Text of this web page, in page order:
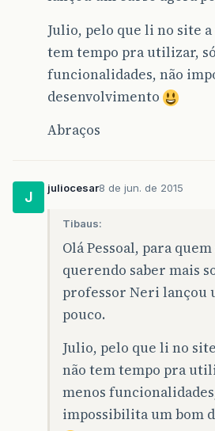
Julio, pelo que li no site
tem tempo pra utilizar,
funcionalidades, não
desenvolvimento
Abraços
J
juliocesar8 de jun. de 2015
Tibaus:
Olá Pessoal, para
querendo saber mais
professor Neri lançou
pouco.
Julio, pelo que li no
não tem tempo pra
menos
impossibilita um bom